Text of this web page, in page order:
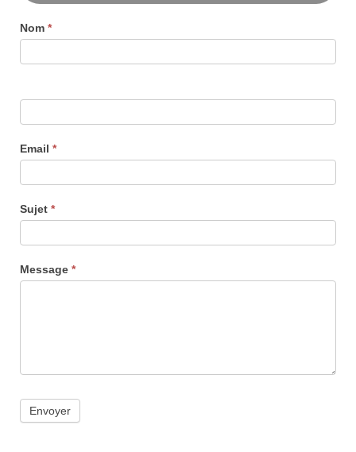
Nom *
Email *
Sujet *
Message *
Envoyer